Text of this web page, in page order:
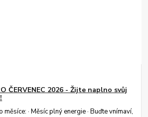
ČERVENEC 2026 - Žijte naplno svůj
· Měsíc plný energie · Buďte vnímaví,